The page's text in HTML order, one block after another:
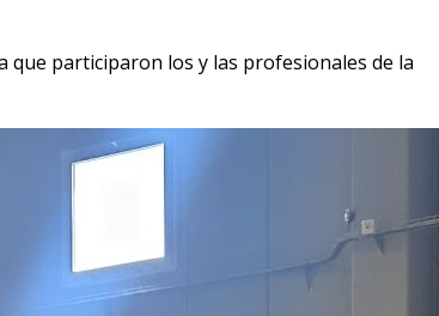
que participaron los y las profesionales de la